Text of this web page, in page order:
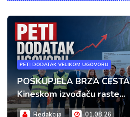
PETI DODATAK VELIKOM UGOVORU
POSKUPJELA BRZA
Kineskom izvođaču raste...
Redakcija 01.08.26